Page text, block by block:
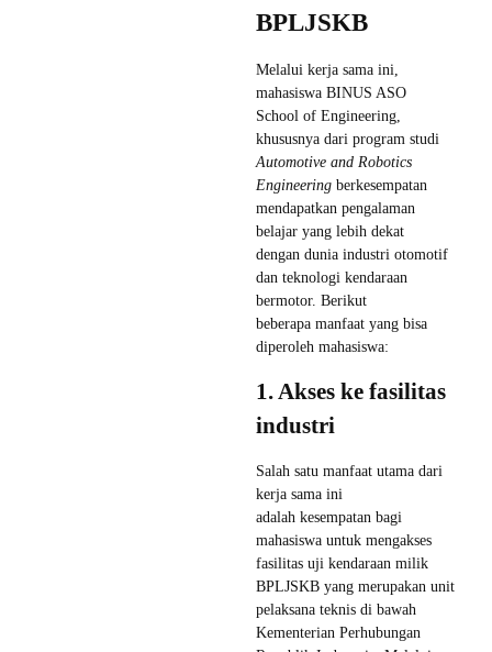
BPLJSKB
Melalui kerja sama ini,
mahasiswa BINUS ASO
School of Engineering,
khususnya dari program studi
Automotive and Robotics
Engineering berkesempatan
mendapatkan pengalaman
belajar yang lebih dekat
dengan dunia industri otomotif
dan teknologi kendaraan
bermotor. Berikut
beberapa manfaat yang bisa
diperoleh mahasiswa:
1. Akses ke fasilitas
industri
Salah satu manfaat utama dari
kerja sama ini
adalah kesempatan bagi
mahasiswa untuk mengakses
fasilitas uji kendaraan milik
BPLJSKB yang merupakan unit
pelaksana teknis di bawah
Kementerian Perhubungan